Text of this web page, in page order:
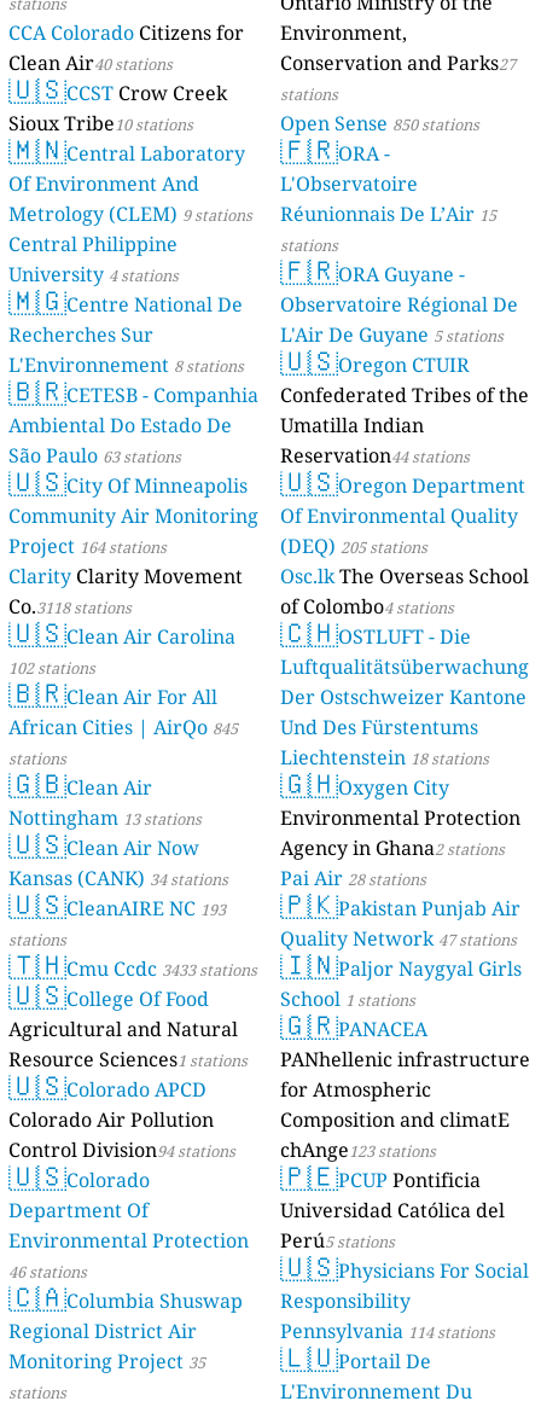
CCA Colorado Citizens for
Clean Air40 stations
🇺🇸CCST Crow Creek
Sioux Tribe10 stations
🇲🇳Central Laboratory
Of Environment And
Metrology (CLEM) 9 stations
Central Philippine
University 4 stations
🇲🇬Centre National De
Recherches Sur
L'Environnement 8 stations
🇧🇷CETESB - Companhia
Ambiental Do Estado De
São Paulo 63 stations
🇺🇸City Of Minneapolis
Community Air Monitoring
Project 164 stations
Clarity Clarity Movement
Co.3118 stations
🇺🇸Clean Air Carolina
102 stations
🇧🇷Clean Air For All
African Cities | AirQo 845
stations
🇬🇧Clean Air
Nottingham 13 stations
🇺🇸Clean Air Now
Kansas (CANK) 34 stations
🇺🇸CleanAIRE NC 193
stations
🇹🇭Cmu Ccdc 3433 stations
🇺🇸College Of Food
Agricultural and Natural
Resource Sciences1 stations
🇺🇸Colorado APCD
Colorado Air Pollution
Control Division94 stations
🇺🇸Colorado
Department Of
Environmental Protection
46 stations
🇨🇦Columbia Shuswap
Regional District Air
Monitoring Project 35
stations
Environment,
Conservation and Parks27
stations
Open Sense 850 stations
🇫🇷ORA -
L'Observatoire
Réunionnais De L’Air 15
stations
🇫🇷ORA Guyane -
Observatoire Régional De
L'Air De Guyane 5 stations
🇺🇸Oregon CTUIR
Confederated Tribes of the
Umatilla Indian
Reservation44 stations
🇺🇸Oregon Department
Of Environmental Quality
(DEQ) 205 stations
Osc.lkThe Overseas School
of Colombo4 stations
🇨🇭OSTLUFT - Die
Luftqualitätsüberwachung
Der Ostschweizer Kantone
Und Des Fürstentums
Liechtenstein 18 stations
🇬🇭Oxygen City
Environmental Protection
Agency in Ghana2 stations
Pai Air 28 stations
🇵🇰Pakistan Punjab Air
Quality Network 47 stations
🇮🇳Paljor Naygyal Girls
School 1 stations
🇬🇷PANACEA
PANhellenic infrastructure
for Atmospheric
Composition and climatE
chAnge123 stations
🇵🇪PCUP Pontificia
Universidad Católica del
Perú5 stations
🇺🇸Physicians For Social
Responsibility
Pennsylvania 114 stations
🇱🇺Portail De
L'Environnement Du